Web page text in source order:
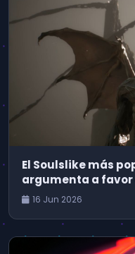
El Soulslike más
argumenta a favor
Dark Souls
16 Jun 2026